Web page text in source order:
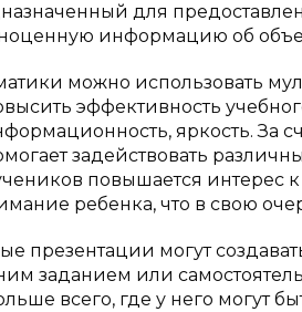
для
информацию об
можно использовать
эффективность
яркость. За
задействовать
повышается
ребенка, что в свою
презентации могут
заданием или
всего, где у него могут